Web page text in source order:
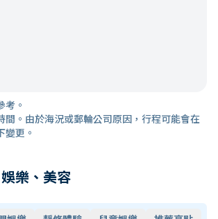
考。
間。由於海況或郵輪公司原因，行程可能會在
變更。
樂、美容